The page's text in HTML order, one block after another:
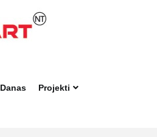
Danas Projekti